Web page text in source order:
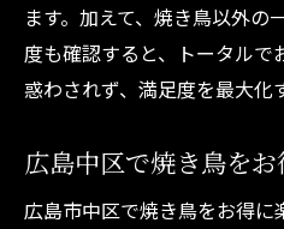
ます。加えて、焼き鳥以外の
度も確認すると、トータルで
惑わされず、満足度を最大化
広島中区で焼き鳥を
広島市中区で焼き鳥をお得